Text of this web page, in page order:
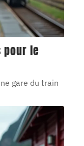
pour le
gare du train